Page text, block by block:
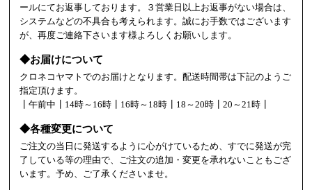
ールにてお返事しております。３営業日以上お返事がない場合は、
システムなどの不具合も考えられます。誠にお手数ではございます
が、再度ご連絡下さいます様よろしくお願いします。
◆お届けについて
クロネコヤマトでのお届けとなります。配送時間帯は下記のようご
指定頂けます。
┃午前中┃14時～16時┃16時～18時┃18～20時┃20～21時┃
◆各種変更について
ご注文の当日に発送するように心がけているため、すでに発送が完
了している等の理由で、ご注文の追加・変更を承れないこともござ
います。予め、ご了承くださいませ。